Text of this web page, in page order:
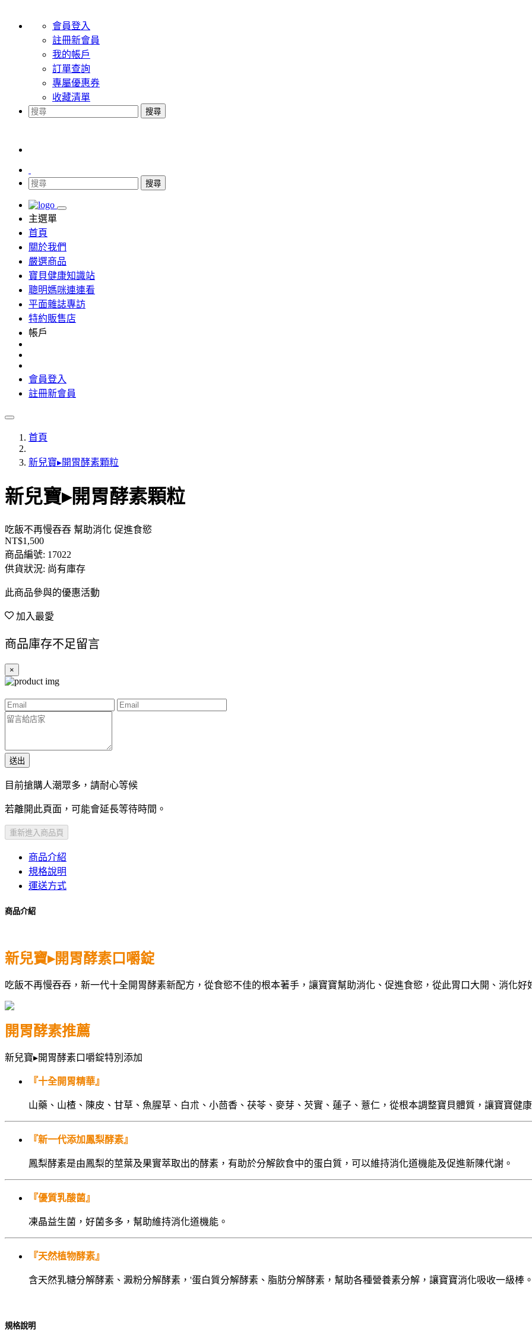
會員登入
註冊新會員
我的帳戶
訂單查詢
專屬優惠券
收藏清單
搜尋
搜尋
主選單
首頁
關於我們
嚴選商品
寶貝健康知識站
聰明媽咪連連看
平面雜誌專訪
特約販售店
帳戶
會員登入
註冊新會員
首頁
新兒寶▸開胃酵素顆粒
新兒寶▸開胃酵素顆粒
吃飯不再慢吞吞 幫助消化 促進食慾
NT$1,500
商品編號: 17022
供貨狀況: 尚有庫存
此商品參與的優惠活動
加入最愛
商品庫存不足留言
×
送出
目前搶購人潮眾多，請耐心等候
若離開此頁面，可能會延長等待時間。
重新進入商品頁
商品介紹
規格說明
運送方式
商品介紹
新兒寶▸開胃酵素口嚼錠
吃飯不再慢吞吞，新一代十全開胃酵素新配方，從食慾不佳的根本著手，讓寶寶幫助消化、促進食慾，從此胃口大開、消化好
開胃酵素推薦
新兒寶▸開胃酵素口嚼錠特別添加
『十全開胃精華』
山藥、山楂、陳皮、甘草、魚腥草、白朮、小茴香、茯苓、麥芽、芡實、蓮子、薏仁，從根本調整寶貝體質，讓寶寶健
『新一代添加鳳梨酵素』
鳳梨酵素是由鳳梨的莖葉及果實萃取出的酵素，有助於分解飲食中的蛋白質，可以維持消化道機能及促進新陳代謝。
『優質乳酸菌』
凍晶益生菌，好菌多多，幫助維持消化道機能。
『天然植物酵素』
含天然乳糖分解酵素、澱粉分解酵素，'蛋白質分解酵素、脂肪分解酵素，幫助各種營養素分解，讓寶寶消化吸收一級棒
規格說明